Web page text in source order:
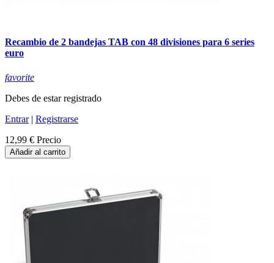
Recambio de 2 bandejas TAB con 48 divisiones para 6 series
euro
favorite
Debes de estar registrado
Entrar| Registrarse
12,99 € Precio
Añadir al carrito